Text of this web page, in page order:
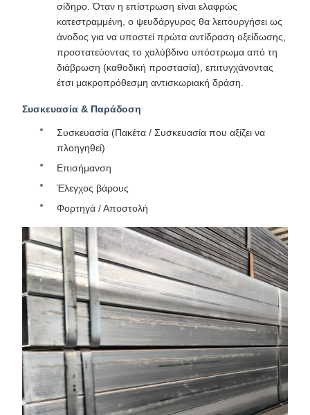
σίδηρο. Όταν η επίστρωση είναι ελαφρώς
κατεστραμμένη, ο ψευδάργυρος θα λειτουργήσει ως
άνοδος για να υποστεί πρώτα αντίδραση οξείδωσης,
προστατεύοντας το χαλύβδινο υπόστρωμα από τη
διάβρωση (καθοδική προστασία), επιτυγχάνοντας
έτσι μακροπρόθεσμη αντισκωριακή δράση.
Συσκευασία & Παράδοση
Συσκευασία (Πακέτα / Συσκευασία που αξίζει να
πλοηγηθεί)
Επισήμανση
Έλεγχος βάρους
Φορτηγά / Αποστολή